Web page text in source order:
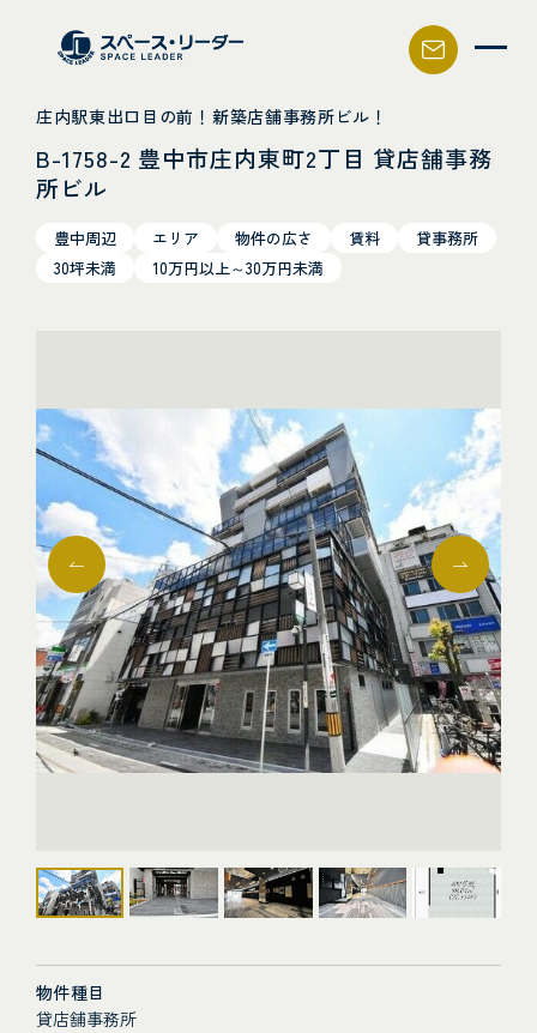
スペース・リーダー
庄内駅東出口目の前！新築店舗事務所ビル！
B-1758-2 豊中市庄内東町2丁目 貸店舗事務
所ビル
豊中周辺 エリア 物件の広さ 賃料
貸事務所
30坪未満
10万円以上～30万円未満
物件種目
貸店舗事務所